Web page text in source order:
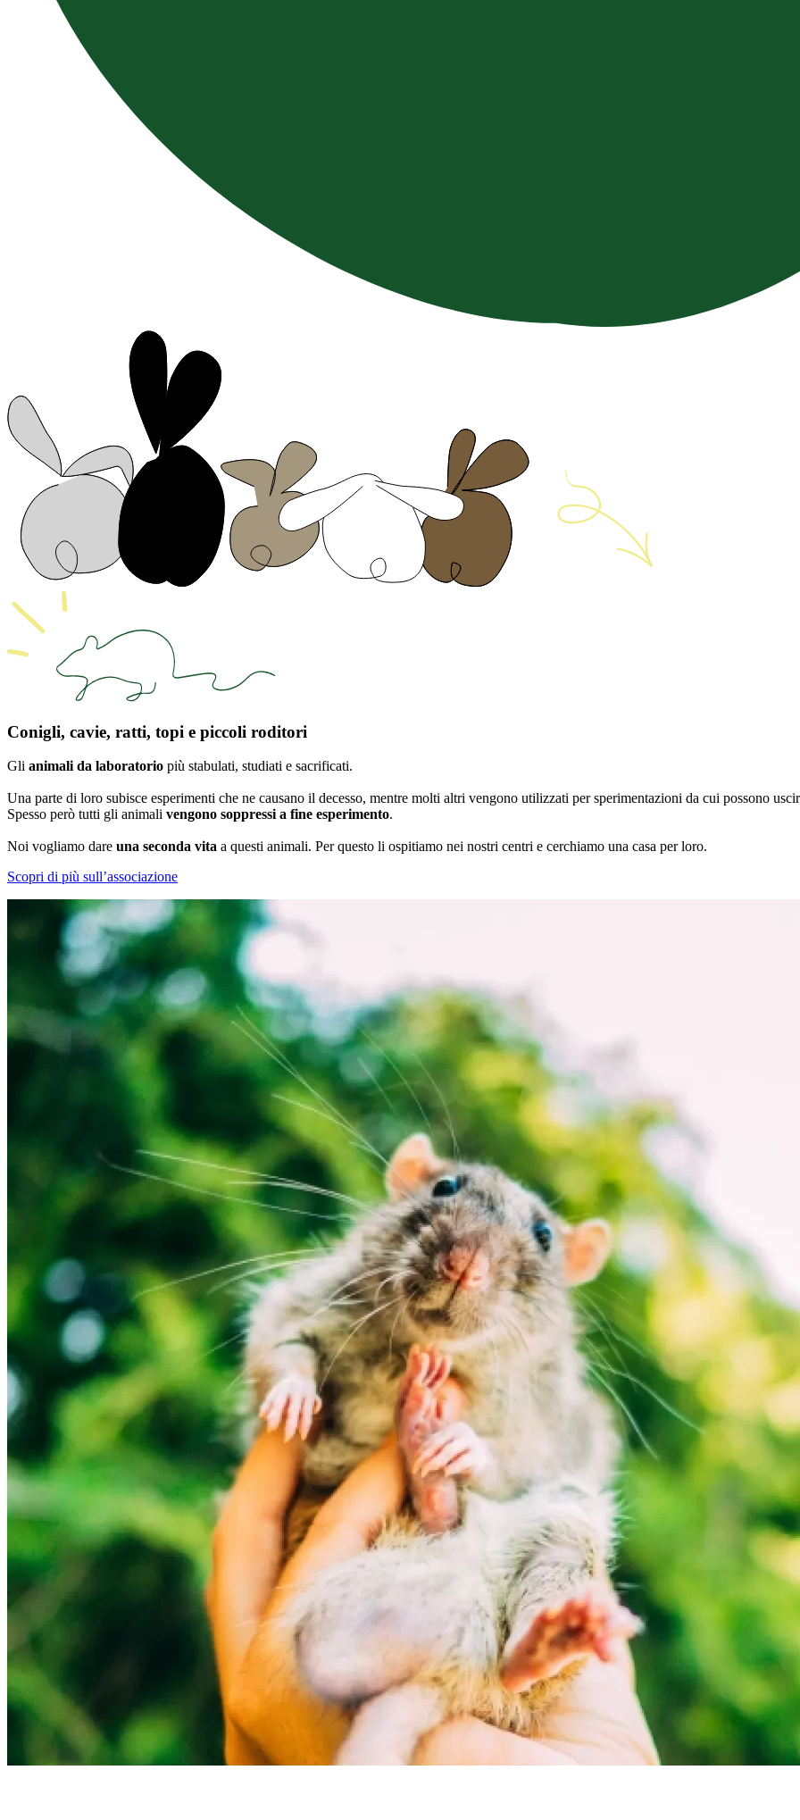
Conigli, cavie, ratti, topi e piccoli roditori
Gli animali da laboratorio più stabulati, studiati e sacrificati.
Una parte di loro subisce esperimenti che ne causano il decesso, mentre molti altri vengono utilizzati per sperimentazioni da cui possono
Spesso però tutti gli animali vengono soppressi a fine esperimento.
Noi vogliamo dare una seconda vita a questi animali. Per questo li ospitiamo nei nostri centri e cerchiamo una casa per loro.
Scopri di più sull’associazione